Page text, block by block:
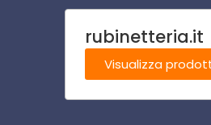
rubinetteria.it
Visualizza